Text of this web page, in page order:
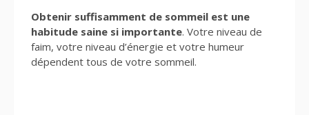
Obtenir suffisamment de sommeil est une
habitude saine si importante. Votre niveau de
faim, votre niveau d’énergie et votre humeur
dépendent tous de votre sommeil.